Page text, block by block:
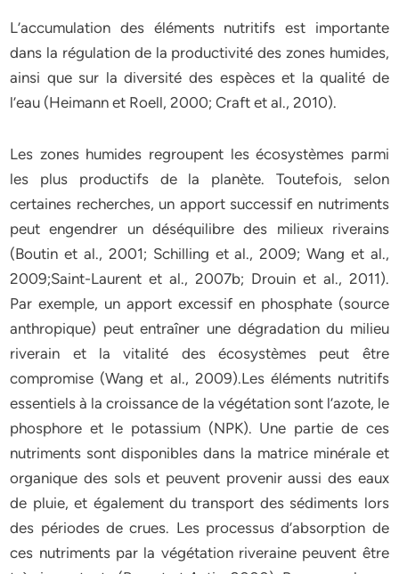
L’accumulation des éléments nutritifs est importante
dans la régulation de la productivité des zones humides,
ainsi que sur la diversité des espèces et la qualité de
l’eau (Heimann et Roell, 2000; Craft et al., 2010).
Les zones humides regroupent les écosystèmes parmi
les plus productifs de la planète. Toutefois, selon
certaines recherches, un apport successif en nutriments
peut engendrer un déséquilibre des milieux riverains
(Boutin et al., 2001; Schilling et al., 2009; Wang et al.,
2009;Saint-Laurent et al., 2007b; Drouin et al., 2011).
Par exemple, un apport excessif en phosphate (source
anthropique) peut entraîner une dégradation du milieu
riverain et la vitalité des écosystèmes peut être
compromise (Wang et al., 2009).Les éléments nutritifs
essentiels à la croissance de la végétation sont l’azote, le
phosphore et le potassium (NPK). Une partie de ces
nutriments sont disponibles dans la matrice minérale et
organique des sols et peuvent provenir aussi des eaux
de pluie, et également du transport des sédiments lors
des périodes de crues. Les processus d’absorption de
ces nutriments par la végétation riveraine peuvent être